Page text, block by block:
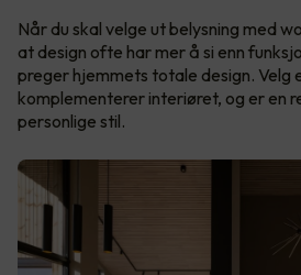
Når du skal velge ut belysning med
at design ofte har mer å si enn
preger hjemmets totale design. Velg
komplementerer interiøret, og er en
personlige stil.